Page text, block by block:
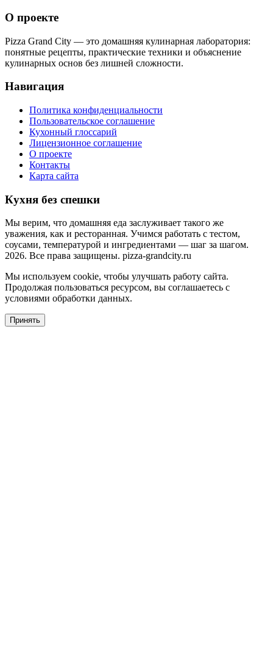
О проекте
Pizza Grand City — это домашняя кулинарная лаборатория:
понятные рецепты, практические техники и объяснение
кулинарных основ без лишней сложности.
Навигация
Политика конфиденциальности
Пользовательское соглашение
Кухонный глоссарий
Лицензионное соглашение
О проекте
Контакты
Карта сайта
Кухня без спешки
Мы верим, что домашняя еда заслуживает такого же
уважения, как и ресторанная. Учимся работать с тестом,
соусами, температурой и ингредиентами — шаг за шагом.
2026. Все права защищены. pizza-grandcity.ru
Мы используем cookie, чтобы улучшать работу сайта.
Продолжая пользоваться ресурсом, вы соглашаетесь с
условиями обработки данных.
Принять